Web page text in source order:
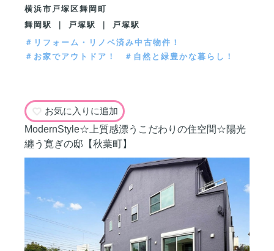
横浜市戸塚区舞岡町
舞岡駅 ｜ 戸塚駅 ｜ 戸塚駅
＃リフォーム・リノベ済み中古物件！
＃お家でアウトドア！
＃自然と緑豊かな暮らし！
お気に入りに追加
ModernStyle☆上質感漂うこだわりの住空間☆陽光
纏う寛ぎの邸【秋葉町】